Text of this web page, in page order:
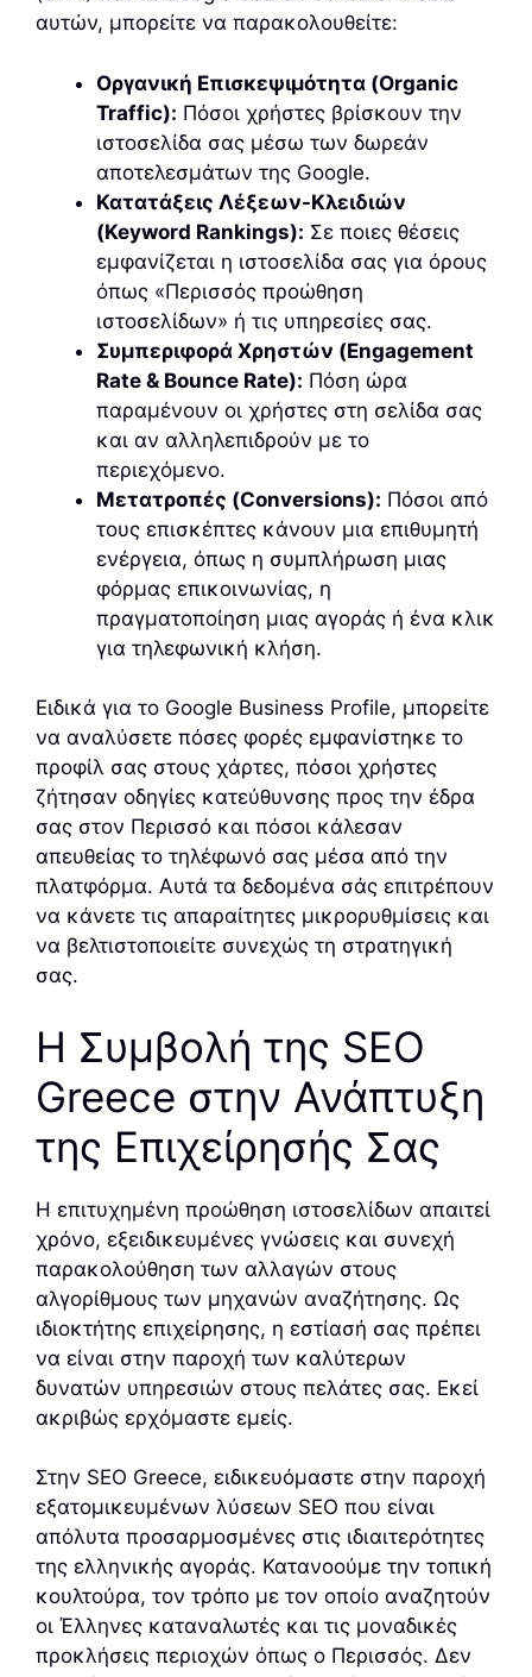
αυτών, μπορείτε να παρακολουθείτε:
Οργανική Επισκεψιμότητα (Organic
Traffic): Πόσοι χρήστες βρίσκουν την
ιστοσελίδα σας μέσω των δωρεάν
αποτελεσμάτων της Google.
Κατατάξεις Λέξεων-Κλειδιών
(Keyword Rankings): Σε ποιες θέσεις
εμφανίζεται η ιστοσελίδα σας για όρους
όπως «Περισσός προώθηση
ιστοσελίδων» ή τις υπηρεσίες σας.
Συμπεριφορά Χρηστών (Engagement
Rate & Bounce Rate): Πόση ώρα
παραμένουν οι χρήστες στη σελίδα σας
και αν αλληλεπιδρούν με το
περιεχόμενο.
Μετατροπές (Conversions): Πόσοι από
τους επισκέπτες κάνουν μια επιθυμητή
ενέργεια, όπως η συμπλήρωση μιας
φόρμας επικοινωνίας, η
πραγματοποίηση μιας αγοράς ή ένα κλικ
για τηλεφωνική κλήση.
Ειδικά για το Google Business Profile, μπορείτε
να αναλύσετε πόσες φορές εμφανίστηκε το
προφίλ σας στους χάρτες, πόσοι χρήστες
ζήτησαν οδηγίες κατεύθυνσης προς την έδρα
σας στον Περισσό και πόσοι κάλεσαν
απευθείας το τηλέφωνό σας μέσα από την
πλατφόρμα. Αυτά τα δεδομένα σάς επιτρέπουν
να κάνετε τις απαραίτητες μικρορυθμίσεις και
να βελτιστοποιείτε συνεχώς τη στρατηγική
σας.
Η Συμβολή της SEO
Greece στην Ανάπτυξη
της Επιχείρησής Σας
Η επιτυχημένη προώθηση ιστοσελίδων απαιτεί
χρόνο, εξειδικευμένες γνώσεις και συνεχή
παρακολούθηση των αλλαγών στους
αλγορίθμους των μηχανών αναζήτησης. Ως
ιδιοκτήτης επιχείρησης, η εστίασή σας πρέπει
να είναι στην παροχή των καλύτερων
δυνατών υπηρεσιών στους πελάτες σας. Εκεί
ακριβώς ερχόμαστε εμείς.
Στην SEO Greece, ειδικευόμαστε στην παροχή
εξατομικευμένων λύσεων SEO που είναι
απόλυτα προσαρμοσμένες στις ιδιαιτερότητες
της ελληνικής αγοράς. Κατανοούμε την τοπική
κουλτούρα, τον τρόπο με τον οποίο αναζητούν
οι Έλληνες καταναλωτές και τις μοναδικές
προκλήσεις περιοχών όπως ο Περισσός. Δεν